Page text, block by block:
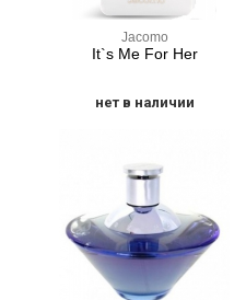
Jacomo
It`s Me For Her
нет в наличии